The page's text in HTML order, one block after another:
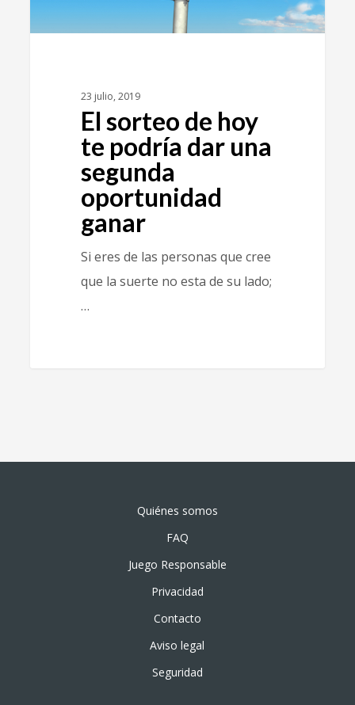
23 julio, 2019
El sorteo de hoy
te podría dar una
segunda
oportunidad
ganar
Si eres de las personas que cree
que la suerte no esta de su lado;
…
Quiénes somos
FAQ
Juego Responsable
Privacidad
Contacto
Aviso legal
Seguridad